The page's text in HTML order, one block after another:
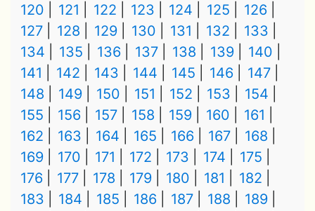
120
121 122 123 124 125
126
127
128 129 130 131 132
133
134
135 136 137 138 139
140
141
142 143 144 145 146
147
148
149 150 151 152 153
154
155
156 157 158 159 160
161
162
163 164 165 166 167
168
169
170 171 172 173 174
175
176
177 178 179 180 181
182
183
184 185 186 187 188
189